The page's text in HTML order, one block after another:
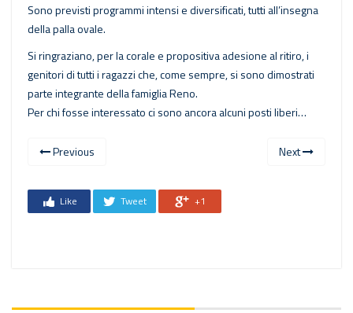
Sono previsti programmi intensi e diversificati, tutti all’insegna
della palla ovale.
Si ringraziano, per la corale e propositiva adesione al ritiro, i
genitori di tutti i ragazzi che, come sempre, si sono dimostrati
parte integrante della famiglia Reno.
Per chi fosse interessato ci sono ancora alcuni posti liberi…
Previous Next
Like Tweet +1